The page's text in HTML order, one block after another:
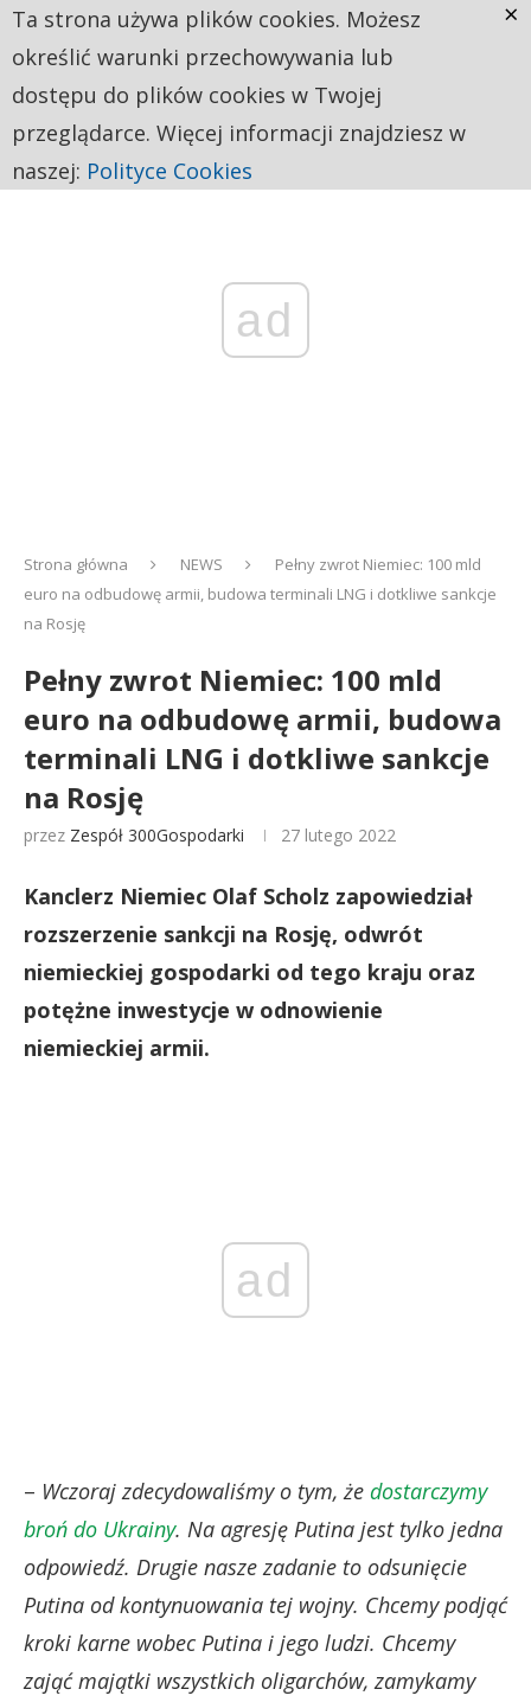
ad
Strona główna NEWS
Pełny zwrot Niemiec: 100 mld
euro na odbudowę armii, budowa terminali LNG i dotkliwe sankcje
na Rosję
Pełny zwrot Niemiec: 100 mld
euro na odbudowę armii, budowa
terminali LNG i dotkliwe sankcje
na Rosję
przez Zespół 300Gospodarki 27 lutego 2022
Kanclerz Niemiec Olaf Scholz zapowiedział
rozszerzenie sankcji na Rosję, odwrót
niemieckiej gospodarki od tego kraju oraz
potężne inwestycje w odnowienie
niemieckiej armii.
ad
– Wczoraj zdecydowaliśmy o tym, że dostarczymy
broń do Ukrainy. Na agresję Putina jest tylko jedna
odpowiedź. Drugie nasze zadanie to odsunięcie
Putina od kontynuowania tej wojny. Chcemy podjąć
kroki karne wobec Putina i jego ludzi. Chcemy
zająć majątki wszystkich oligarchów, zamykamy
Ta strona używa plików cookies. Możesz
określić warunki przechowywania lub
dostępu do plików cookies w Twojej
przeglądarce. Więcej informacji znajdziesz w
naszej: Polityce Cookies
×